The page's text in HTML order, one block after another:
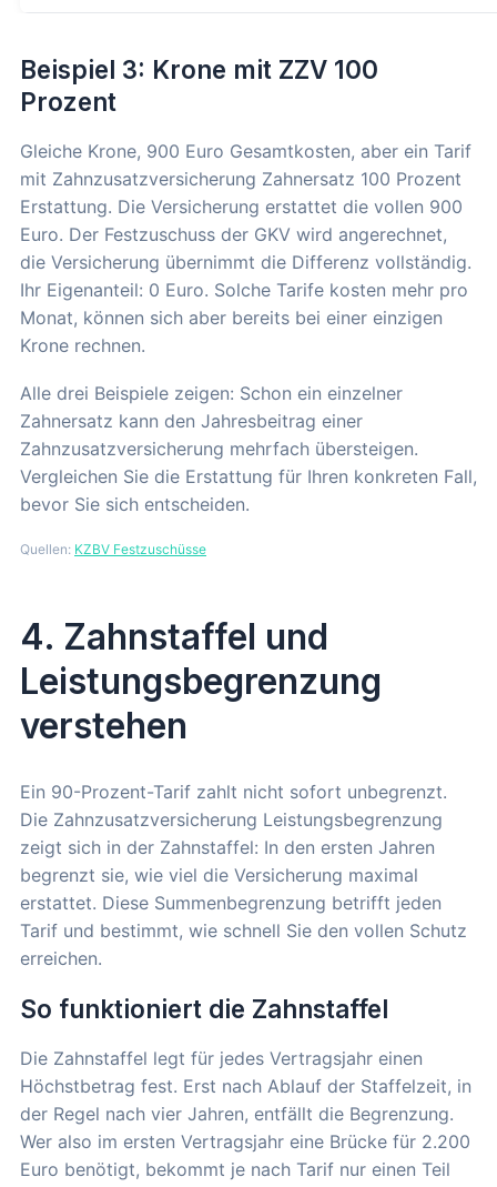
Beispiel 3: Krone mit ZZV 100
Prozent
Gleiche Krone, 900 Euro Gesamtkosten, aber ein Tarif
mit Zahnzusatzversicherung Zahnersatz 100 Prozent
Erstattung. Die Versicherung erstattet die vollen 900
Euro. Der Festzuschuss der GKV wird angerechnet,
die Versicherung übernimmt die Differenz vollständig.
Ihr Eigenanteil: 0 Euro. Solche Tarife kosten mehr pro
Monat, können sich aber bereits bei einer einzigen
Krone rechnen.
Alle drei Beispiele zeigen: Schon ein einzelner
Zahnersatz kann den Jahresbeitrag einer
Zahnzusatzversicherung mehrfach übersteigen.
Vergleichen Sie die Erstattung für Ihren konkreten Fall,
bevor Sie sich entscheiden.
Quellen: KZBV Festzuschüsse
4. Zahnstaffel und
Leistungsbegrenzung
verstehen
Ein 90-Prozent-Tarif zahlt nicht sofort unbegrenzt.
Die Zahnzusatzversicherung Leistungsbegrenzung
zeigt sich in der Zahnstaffel: In den ersten Jahren
begrenzt sie, wie viel die Versicherung maximal
erstattet. Diese Summenbegrenzung betrifft jeden
Tarif und bestimmt, wie schnell Sie den vollen Schutz
erreichen.
So funktioniert die Zahnstaffel
Die Zahnstaffel legt für jedes Vertragsjahr einen
Höchstbetrag fest. Erst nach Ablauf der Staffelzeit, in
der Regel nach vier Jahren, entfällt die Begrenzung.
Wer also im ersten Vertragsjahr eine Brücke für 2.200
Euro benötigt, bekommt je nach Tarif nur einen Teil